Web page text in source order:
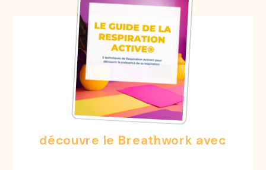
découvre le Breathwork avec